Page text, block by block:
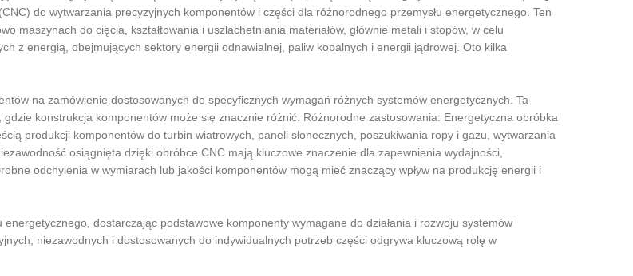
do wytwarzania precyzyjnych komponentów i części dla różnorodnego przemysłu energetycznego. Ten
maszynach do cięcia, kształtowania i uszlachetniania materiałów, głównie metali i stopów, w celu
z energią, obejmujących sektory energii odnawialnej, paliw kopalnych i energii jądrowej. Oto kilka
na zamówienie dostosowanych do specyficznych wymagań różnych systemów energetycznych. Ta
konstrukcja komponentów może się znacznie różnić. Różnorodne zastosowania: Energetyczna obróbka
produkcji komponentów do turbin wiatrowych, paneli słonecznych, poszukiwania ropy i gazu, wytwarzania
osiągnięta dzięki obróbce CNC mają kluczowe znaczenie dla zapewnienia wydajności,
odchylenia w wymiarach lub jakości komponentów mogą mieć znaczący wpływ na produkcję energii i
dostarczając podstawowe komponenty wymagane do działania i rozwoju systemów
niezawodnych i dostosowanych do indywidualnych potrzeb części odgrywa kluczową rolę w